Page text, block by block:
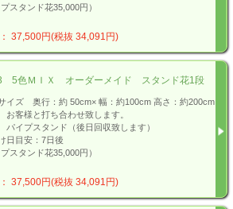
スタンド花35,000円）
37,500円(税抜 34,091円)
5色ＭＩＸ オーダーメイド スタンド花1段
イズ 奥行：約 50cm× 幅：約100cm 高さ：約200cm
客様と打ち合わせ致します。
イプスタンド（後日回収致します）
日目安：7日後
スタンド花35,000円）
37,500円(税抜 34,091円)